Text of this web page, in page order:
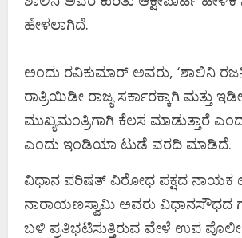
ಹೇಳಲಾಗಿದೆ.
ಅಂದು ರವಿಕುಮಾರ್ ಅವರು, ‘ಶಾಲಿನಿ
ರಾತ್ರಿಯಿಡೀ ರಾಜ್ಯ ಸರ್ಕಾರಕ್ಕಾಗಿ ಮತ್ತು
ಮುಖ್ಯಮಂತ್ರಿಗಾಗಿ ಕೆಲಸ ಮಾಡುತ್ತಾರೆ
ಎಂದು ಇಂಡಿಯಾ ಟುಡೆ ವರದಿ ಮಾಡಿದೆ.
ವಿಧಾನ ಪರಿಷತ್​ ವಿರೋಧ ಪಕ್ಷದ ನಾಯಕ
ನಾರಾಯಣಸ್ವಾಮಿ ಅವರು ವಿಧಾನಸೌಧದ
ಬಳಿ ಪ್ರತಿಭಟಿಸುತ್ತಿರುವ ವೇಳೆ ಉಪ